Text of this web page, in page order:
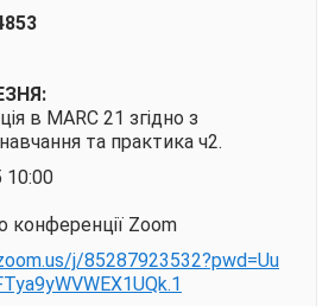
в MARC 21 згідно з
та практика ч2.
10:00
конференції Zoom
j/85287923532?pwd=Uu